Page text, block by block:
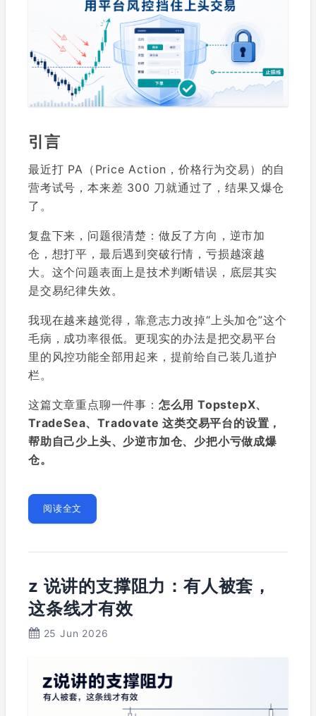
引言
最近打 PA（Price Action，价格行为交易）的自
营考试号，本来差 300 刀就通过了，结果又爆仓
了。
复盘下来，问题很清楚：做反了方向，逆市加
仓，想打平，最后遇到突破行情，亏损越滚越
大。这个问题表面上是技术判断错误，底层其实
是交易纪律失效。
我现在越来越觉得，靠意志力改掉“上头加仓”这个
毛病，成功率很低。更现实的办法是把交易平台
里的风控功能全部用起来，提前给自己装几道护
栏。
这篇文章重点聊一件事： 怎么用 TopstepX、
TradeSea、Tradovate 这类交易平台的设置，
帮助自己少上头、少逆市加仓、少把小亏做成爆
仓。
阅读全文
z 说讲的支撑阻力：有人被套，
这条线才有效
25 Jun 2026